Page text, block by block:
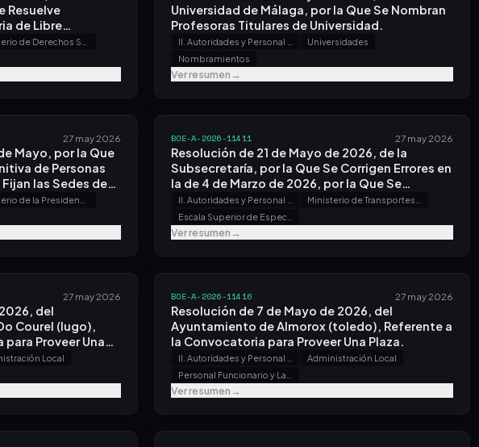
Resuelve
de Libre
de 6 de
Universidad de Málaga, por la Que Se Nombran
Profesoras Titulares de Universidad.
Universidades
Nombramientos
Ver resumen→
27 may 2026
Mayo, por la Que
de Personas
las Sedes de
para Acceso, por
de Tramitación
la Administración
BOE-A-2026-11411 27 may 2026
Resolución de 21 de Mayo de 2026, de la
Subsecretaría, por la Que Se Corrigen Errores en
la de 4 de Marzo de 2026, por la Que Se
Convoca Proceso Selectivo para Ingreso, por el
Sistema General de Acceso Libre y Promoción
Interna, en la Escala Superior de Especialistas
en Transporte, Infraestructuras y Seguridad de
Movilidad y Agenda Urbana, Especialidad de
Transporte, Movilidad e Infraestructuras.
Ver resumen→
27 may 2026
del
Courel (lugo),
Proveer Una
Local
BOE-A-2026-11416 27 may 2026
Resolución de 7 de Mayo de 2026, del
Ayuntamiento de Almorox (toledo), Referente a
la Convocatoria para Proveer Una Plaza.
Administración Local
Ver resumen→